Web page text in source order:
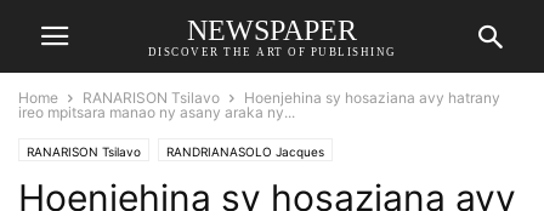
NEWSPAPER
DISCOVER THE ART OF PUBLISHING
Home RANARISON Tsilavo
Hoenjehina sy hosaziana avy hatrany
ireo mpitsara manao ny asany araka ny...
RANARISON Tsilavo RANDRIANASOLO Jacques
Hoenjehina sy hosaziana avy